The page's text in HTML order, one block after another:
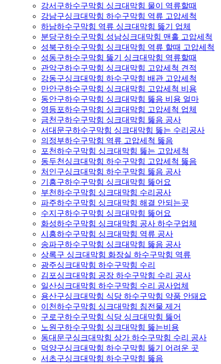
강서구하수구막힘 싱크대막힘 물이 역류할때
강남구싱크대막힘 하수구막힘 역류 고압세척
하남하수구막힘 역류 싱크대막힘 뚫기 업체
분당구하수구막힘 성남싱크대막힘 맨홀 고압세척
성북구하수구막힘 싱크대막힘 역류 할때 고압세척
성동구하수구막힘 뚫기 싱크대막힘 역류할때
관악구하수구막힘 싱크대막힘 고압세척 견적
강동구싱크대막힘 하수구막힘 배관 고압세척
만안구하수구막힘 싱크대막힘 고압세척 비용
동안구하수구막힘 싱크대막힘 뚫음 비용 얼마
영등포하수구막힘 싱크대막힘 고압세척 업체
금천구하수구막힘 싱크대막힘 뚫음 공사
서대문구하수구막힘 싱크대막힘 뚫는 수리공사
의정부하수구막힘 역류 고압세척 뚫음
포천하수구막힘 싱크대막힘 뚫는 고압세척
동두천싱크대막힘 하수구막힘 고압세척 뚫음
처인구싱크대막힘 하수구막힘 뚫음 공사
기흥구하수구막힘 싱크대막힘 뚫어요
부천하수구막힘 싱크대막힘 수리공사
파주하수구막힘 싱크대막힘 해결 안되는곳
수지구하수구막힘 싱크대막힘 뚫어요
화성하수구막힘 싱크대막힘 공사 하수구업체
시흥하수구막힘 싱크대막힘 역류 공사
송파구하수구막힘 싱크대막힘 뚫음 공사
상록구 싱크대막힘 화장실 하수구막힘 역류
광주싱크대막힘 하수구막힘 수리
김포싱크대막힘 공장 하수구막힘 수리 공사
일산싱크대막힘 하수구막힘 수리 공사업체
용산구싱크대막힘 식당 하수구막힘 약품 안돼요
이천하수구막힘 싱크대막힘 침전물 제거
구로구하수구막힘 식당 싱크대막힘 뚫어
노원구하수구막힘 싱크대막힘 뚫는비용
동대문구싱크대막힘 상가 하수구막힘 수리 공사
덕양구싱크대막힘 하수구막힘 뚫기 어려운 곳
서초구싱크대막힘 하수구막힘 뚫음